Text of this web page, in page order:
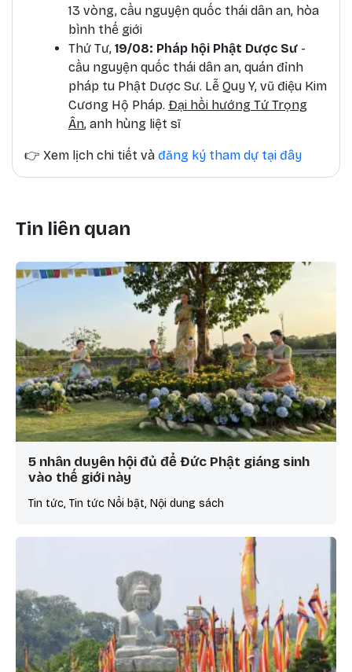
13 vòng, cầu nguyện quốc thái dân an, hòa
bình thế giới
Thứ Tư, 19/08: Pháp hội Phật Dược Sư -
cầu nguyện quốc thái dân an, quán đỉnh
pháp tu Phật Dược Sư. Lễ Quy Y, vũ điệu Kim
Cương Hộ Pháp. Đại hồi hướng Tứ Trọng
Ân, anh hùng liệt sĩ
👉 Xem lịch chi tiết và đăng ký tham dự tại đây
Tin liên quan
5 nhân duyên hội đủ để Đức Phật giáng sinh
vào thế giới này
Tin tức, Tin tức Nổi bật, Nội dung sách